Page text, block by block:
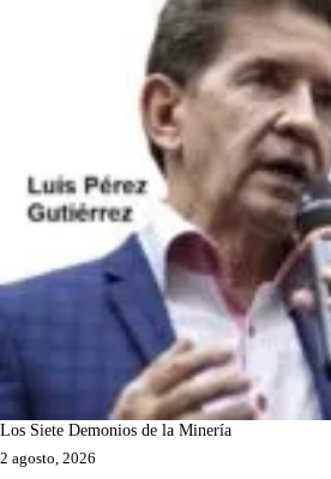
Los Siete Demonios de la Minería
2 agosto, 2026